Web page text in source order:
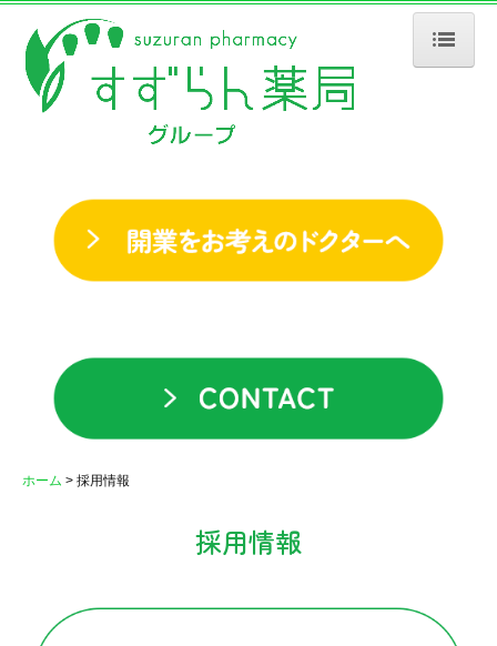
ホーム
社長メッセージ
会社情報
薬局の取り組み
すずらん薬局の取組み
在宅への取り組み
ホーム 採用情報
採用情報